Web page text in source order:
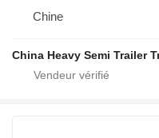
Chine
China Heavy Semi Trailer